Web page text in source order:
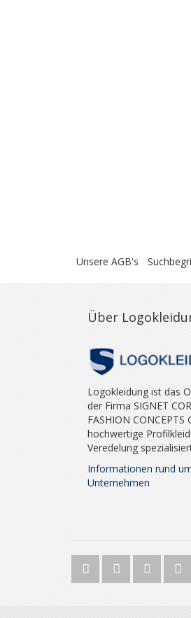
Unsere AGB's
Über
Logokleidung ist das
der Firma SIGNET
FASHION CONCEPTS
hochwertige
Veredelung
Informationen rund
Unternehmen